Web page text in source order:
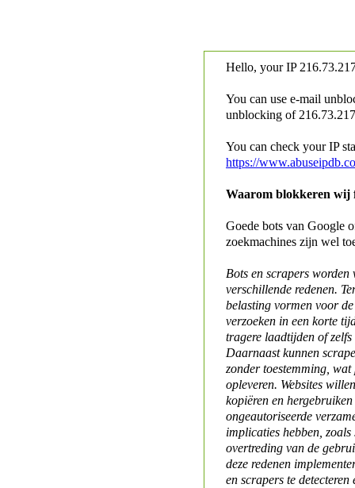
Hello, your IP
You can use e-mail
unblocking of
You can check your IP
https://
Waarom blokkeren wij
Goede bots van Google
zoekmachines zijn wel
Bots en scrapers worden
verschillende redenen.
belasting vormen voor
verzoeken in een korte
tragere laadtijden of
Daarnaast kunnen
zonder toestemming,
opleveren. Websites
kopiëren en
ongeautoriseerde
implicaties hebben,
overtreding van de
deze redenen
en scrapers te detecteren